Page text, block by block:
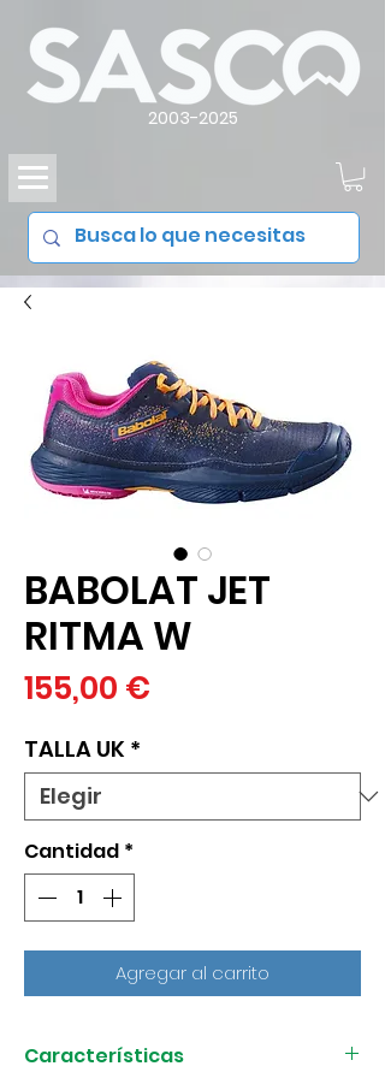
2003-2025
BABOLAT JET
RITMA W
155,00 €
TALLA UK *
Cantidad *
Agregar al carrito
Características